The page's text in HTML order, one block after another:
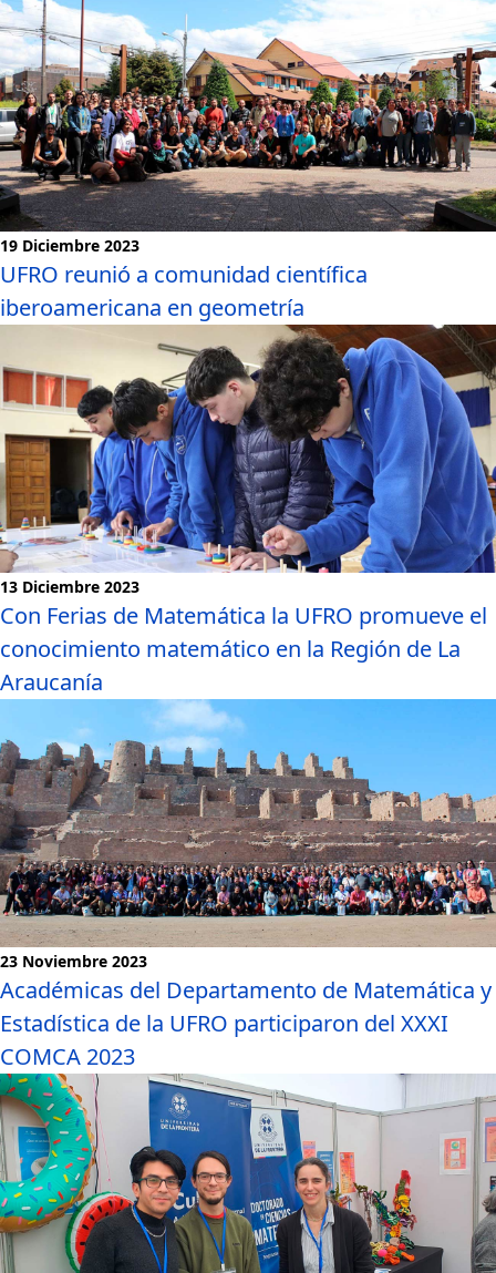
19 Diciembre 2023
UFRO reunió a comunidad científica
iberoamericana en geometría
13 Diciembre 2023
Con Ferias de Matemática la UFRO promueve el
conocimiento matemático en la Región de La
Araucanía
23 Noviembre 2023
Académicas del Departamento de Matemática y
Estadística de la UFRO participaron del XXXI
COMCA 2023